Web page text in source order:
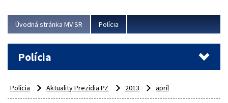
Úvodná stránka MV SR Polícia
Polícia
Polícia Aktuality Prezídia PZ 2013 apríl